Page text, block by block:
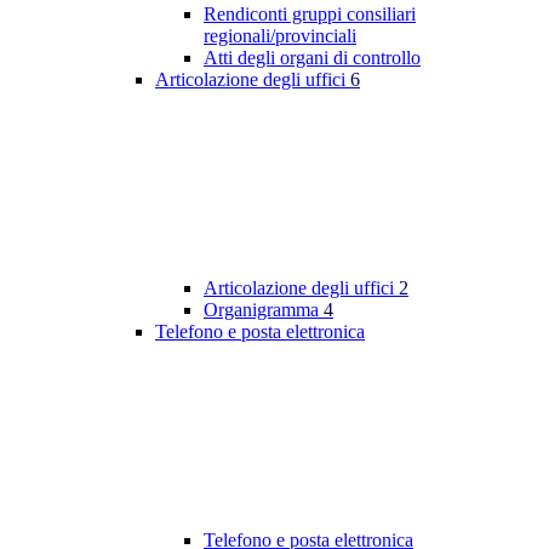
Rendiconti gruppi consiliari
regionali/provinciali
Atti degli organi di controllo
Articolazione degli uffici 6
Articolazione degli uffici 2
Organigramma 4
Telefono e posta elettronica
Telefono e posta elettronica